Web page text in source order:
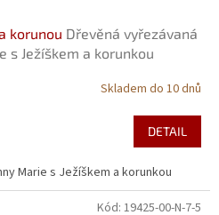
korunou Dřevěná vyřezávaná
s Ježíškem a korunkou
Skladem do 10 dnů
DETAIL
Marie s Ježíškem a korunkou
Kód: 19425-00-N-7-5